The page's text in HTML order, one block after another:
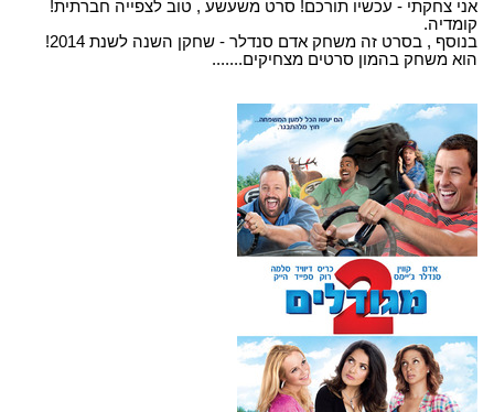
אני צחקתי - עכשיו תורכם! סרט משעשע , טוב לצפייה חברתית!
קומדיה.
בנוסף , בסרט זה משחק אדם סנדלר - שחקן השנה לשנת 2014!
הוא משחק בהמון סרטים מצחיקים.......